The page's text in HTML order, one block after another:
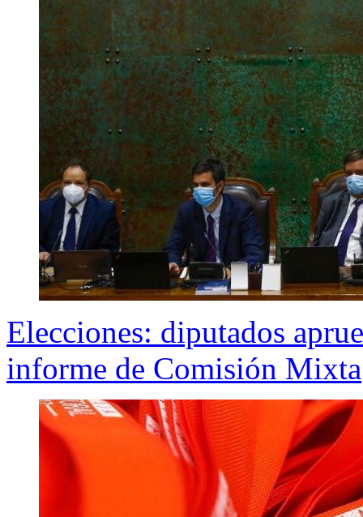
Elecciones: diputados
informe de Comisión Mixta